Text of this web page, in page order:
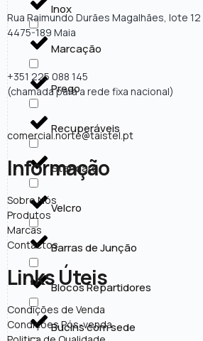
Inox
Marcação
Prego
Recuperáveis
Standard
Velcro
Barras de Junção
Blocos Repartidores
Bucins com sede
Rua Raimundo Durães Magalhães, lote 12
4475-189 Maia
+351 225 088 145
(chamada para a rede fixa nacional)
comercial.norte@taistel.pt
Informação
Sobre Nós
Produtos
Marcas
Contactos
Links Úteis
Condições de Venda
Condições Pós-venda